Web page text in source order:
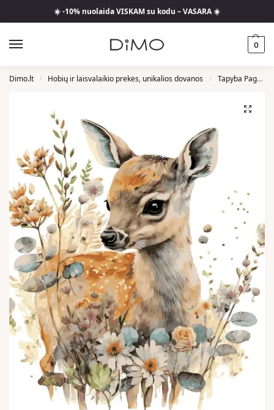
☀️ -10% nuolaida VISKAM su kodu – VASARA ☀️
0
Dimo.lt / Hobių ir laisvalaikio prekės, unikalios dovanos / Tapyba Pagal Skaičius